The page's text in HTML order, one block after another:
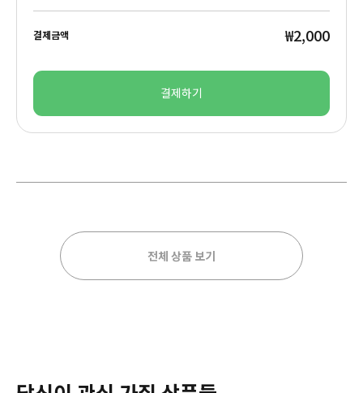
결제금액 ₩2,000
결제하기
전체 상품 보기